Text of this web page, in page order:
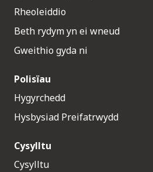
Rheoleiddio
Beth rydym yn ei wneud
Gweithio gyda ni
Polisïau
Hygyrchedd
Hysbysiad Preifatrwydd
Cysylltu
Cysylltu